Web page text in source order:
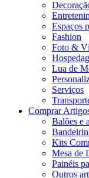
Espaços
Fashion
Foto &
Lua de
Serviços
Comprar
Balões e
Kits
Mesa de
Painéis
Outros